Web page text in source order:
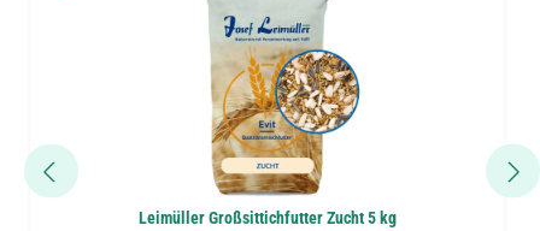
Leimüller Großsittichfutter Zucht 5 kg